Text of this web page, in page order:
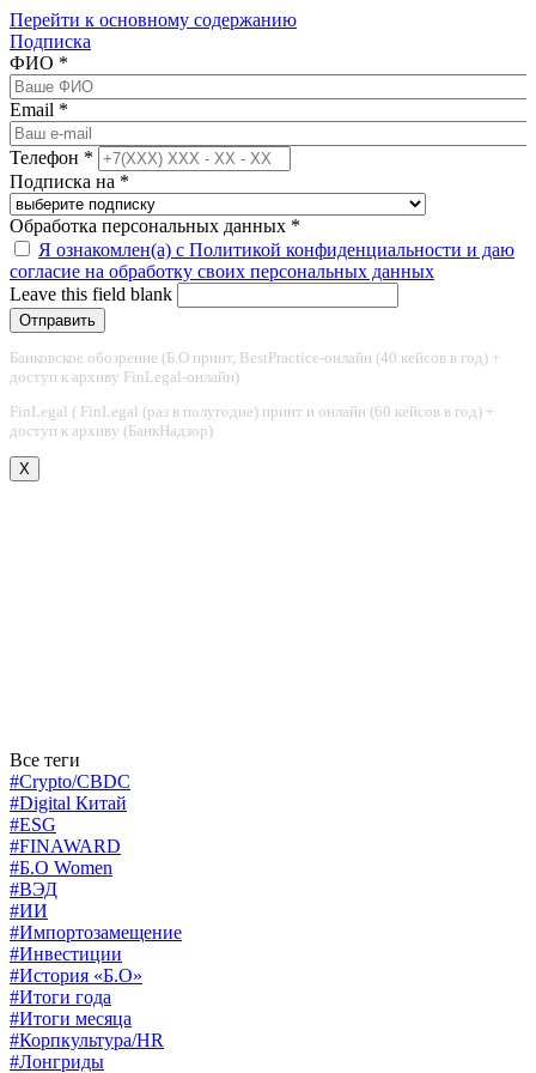
Перейти к основному содержанию
Подписка
ФИО *
Email *
Телефон *
Подписка на *
Обработка персональных данных *
Я ознакомлен(а) с Политикой конфиденциальности и даю
согласие на обработку своих персональных данных
Leave this field blank
Банковское обозрение (Б.О принт, BestPractice-онлайн (40 кейсов в год) +
доступ к архиву FinLegal-онлайн)
FinLegal ( FinLegal (раз в полугодие) принт и онлайн (60 кейсов в год) +
доступ к архиву (БанкНадзор)
X
Все теги
#Crypto/CBDC
#Digital Китай
#ESG
#FINAWARD
#Б.О Women
#ВЭД
#ИИ
#Импортозамещение
#Инвестиции
#История «Б.О»
#Итоги года
#Итоги месяца
#Корпкультура/HR
#Лонгриды